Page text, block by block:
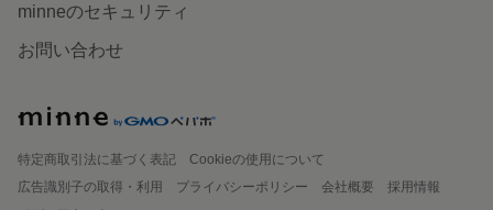
minneのセキュリティ
お問い合わせ
特定商取引法に基づく表記
Cookieの使用について
広告識別子の取得・利用
プライバシーポリシー 会社概要
採用情報